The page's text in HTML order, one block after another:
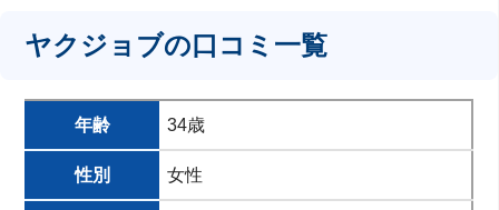
ヤクジョブの口コミ一覧
年齢 34歳
性別 女性